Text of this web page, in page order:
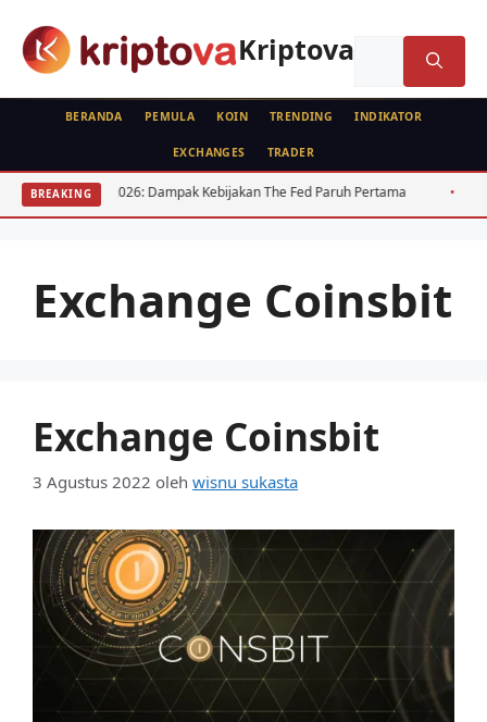
Kriptova
BERANDA PEMULA KOIN TRENDING INDIKATOR
EXCHANGES TRADER
BREAKING
USD IDR 2026: Dampak Kebijakan The Fed Paruh Pertama
Exchange Coinsbit
Exchange Coinsbit
3 Agustus 2022 oleh wisnu sukasta